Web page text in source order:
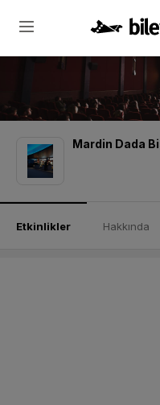
Mardin Dada
Etkinlikler Hakkında